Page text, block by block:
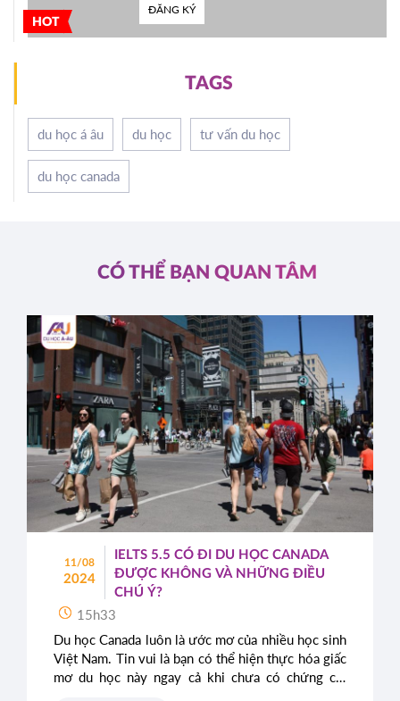
HOT
ĐĂNG KÝ
TAGS
du học á âu du học tư vấn du học
du học canada
CÓ THỂ BẠN QUAN TÂM
11/08
2024
IELTS 5.5 CÓ ĐI DU HỌC CANADA
ĐƯỢC KHÔNG VÀ NHỮNG ĐIỀU
CHÚ Ý?
15h33
Du học Canada luôn là ước mơ của nhiều học sinh
Việt Nam. Tin vui là bạn có thể hiện thực hóa giấc
mơ du học này ngay cả khi chưa có chứng chỉ